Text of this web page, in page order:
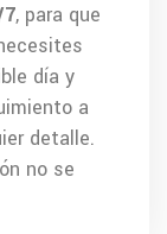
, para que
día y
a
detalle.
no se